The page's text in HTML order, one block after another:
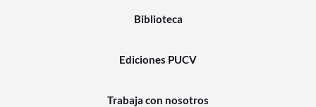
Biblioteca
Ediciones PUCV
Trabaja con nosotros